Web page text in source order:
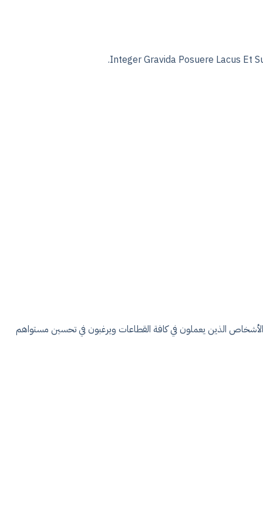
Integer Gravida Posuere Lacus Et
الذين يعملون في كافة القطاعات ويرغبون في تحسين مستواهم